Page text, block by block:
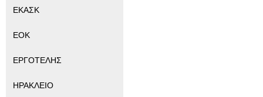
ΕΚΑΣΚ
ΕΟΚ
ΕΡΓΟΤΕΛΗΣ
ΗΡΑΚΛΕΙΟ